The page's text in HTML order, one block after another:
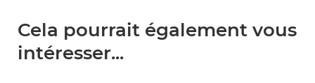
Cela pourrait également vous
intéresser...